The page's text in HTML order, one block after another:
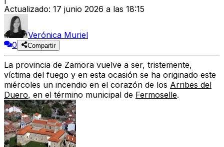
Actualizado: 17 junio 2026 a las 18:15
Verónica Muriel
0
Compartir
La provincia de Zamora vuelve a ser, tristemente,
víctima del fuego y en esta ocasión se ha originado este
miércoles un incendio en el corazón de los Arribes del
Duero, en el término municipal de Fermoselle.